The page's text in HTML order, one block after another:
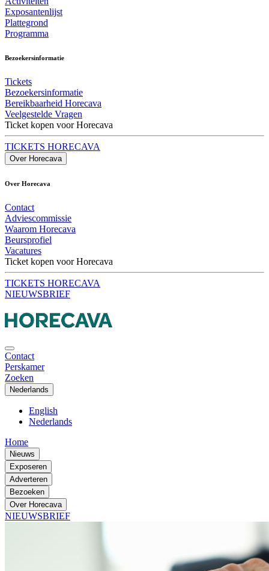
Exposantenlijst
Plattegrond
Programma
Bezoekersinformatie
Tickets
Bezoekersinformatie
Bereikbaarheid Horecava
Veelgestelde Vragen
Ticket kopen voor Horecava
TICKETS HORECAVA
Over Horecava
Over Horecava
Contact
Adviescommissie
Waarom Horecava
Beursprofiel
Vacatures
Ticket kopen voor Horecava
TICKETS HORECAVA
NIEUWSBRIEF
Contact
Perskamer
Zoeken
Nederlands
English
Nederlands
Home
Nieuws
Exposeren
Adverteren
Bezoeken
Over Horecava
NIEUWSBRIEF